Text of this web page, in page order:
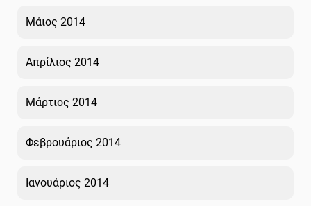
Μάιος 2014
Απρίλιος 2014
Μάρτιος 2014
Φεβρουάριος 2014
Ιανουάριος 2014